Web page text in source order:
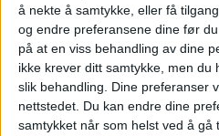
å nekte å samtykke, eller få
og endre preferansene dine før
på at en viss behandling av dine
ikke krever ditt samtykke, men du
slik behandling. Dine preferanser
nettstedet. Du kan endre dine
samtykket når som helst ved å gå